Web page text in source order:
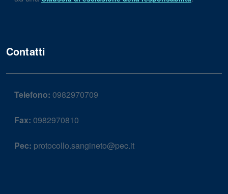
Contatti
Telefono: 0982970709
Fax: 0982970810
Pec: protocollo.sangineto@pec.it